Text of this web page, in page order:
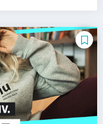
Aachen